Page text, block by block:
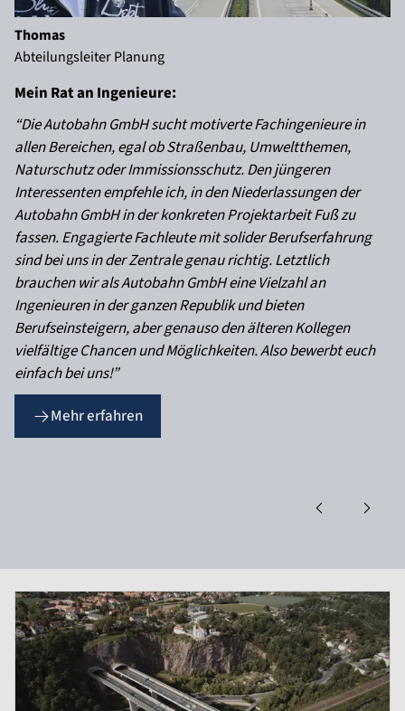
Mein Rat an Ingenieure:
“Die Autobahn GmbH sucht motiverte Fachingenieure in
allen Bereichen, egal ob Straßenbau, Umweltthemen,
Naturschutz oder Immissionsschutz. Den jüngeren
Interessenten empfehle ich, in den Niederlassungen der
Autobahn GmbH in der konkreten Projektarbeit Fuß zu
fassen. Engagierte Fachleute mit solider Berufserfahrung
sind bei uns in der Zentrale genau richtig. Letztlich
brauchen wir als Autobahn GmbH eine Vielzahl an
Ingenieuren in der ganzen Republik und bieten
Berufseinsteigern, aber genauso den älteren Kollegen
vielfältige Chancen und Möglichkeiten. Also bewerbt euch
einfach bei uns!”
Mehr erfahren
Thomas
Abteilungsleiter Planung